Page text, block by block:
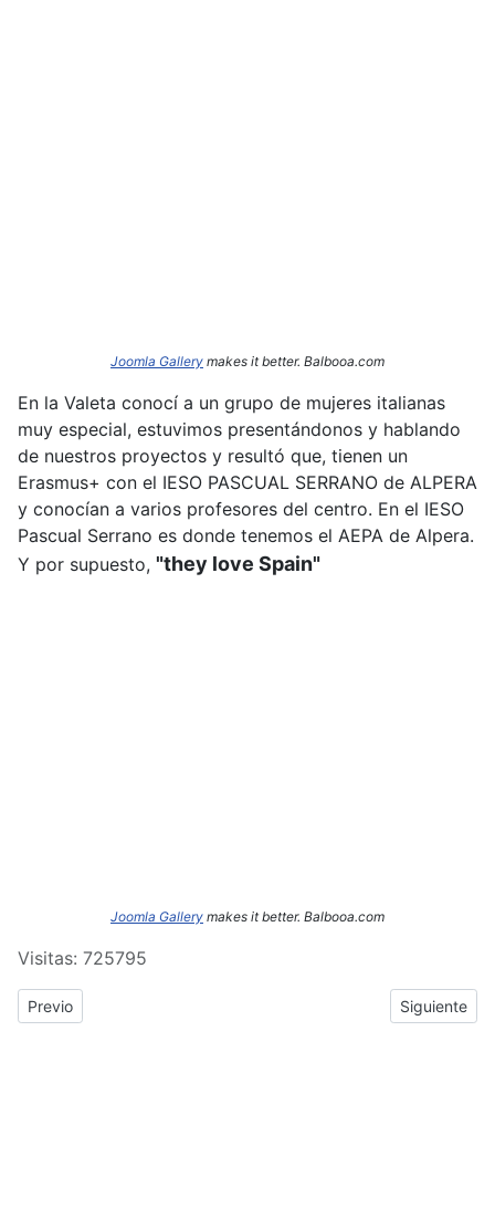
Joomla Gallery makes it better. Balbooa.com
En la Valeta conocí a un grupo de mujeres italianas
muy especial, estuvimos presentándonos y hablando
de nuestros proyectos y resultó que, tienen un
Erasmus+ con el IESO PASCUAL SERRANO de ALPERA
y conocían a varios profesores del centro. En el IESO
Pascual Serrano es donde tenemos el AEPA de Alpera.
Y por supuesto, "they love Spain"
Joomla Gallery makes it better. Balbooa.com
Visitas: 725795
Previous article: ERASMUS+: Crónica del tercer y cuarto día de
Previo Next article:
Siguiente